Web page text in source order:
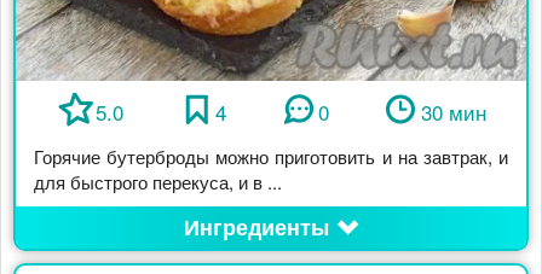
5.0 4 0 30 мин
Горячие бутерброды можно приготовить и на завтрак, и
для быстрого перекуса, и в ...
Ингредиенты